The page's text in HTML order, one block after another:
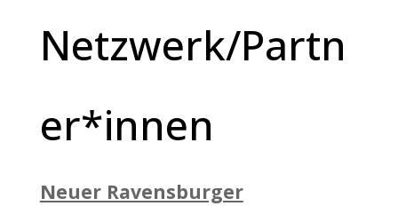
Netzwerk/Partn
er*innen
Neuer Ravensburger